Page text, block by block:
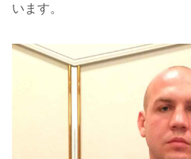
います。